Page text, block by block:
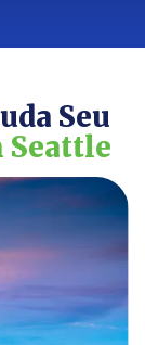
Seu
Seattle